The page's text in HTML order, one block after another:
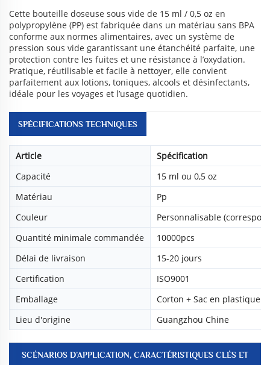
Cette bouteille doseuse sous vide de 15 ml / 0,5 oz en
polypropylène (PP) est fabriquée dans un matériau sans BPA
conforme aux normes alimentaires, avec un système de
pression sous vide garantissant une étanchéité parfaite, une
protection contre les fuites et une résistance à l’oxydation.
Pratique, réutilisable et facile à nettoyer, elle convient
parfaitement aux lotions, toniques, alcools et désinfectants,
idéale pour les voyages et l’usage quotidien.
SPÉCIFICATIONS TECHNIQUES
Article
Spécification
Capacité
15 ml ou 0,5 oz
Matériau
Pp
Couleur
Personnalisable
Quantité minimale commandée
10000pcs
Délai de livraison
15-20 jours
Certification
ISO9001
Emballage
Corton + Sac en plastique
Lieu d'origine
Guangzhou Chine
SCÉNARIOS D’APPLICATION, CARACTÉRISTIQUES CLÉS ET